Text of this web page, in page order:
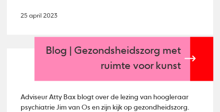
25 april 2023
Blog | Gezondsheidszorg met
ruimte voor kunst
Adviseur Atty Bax blogt over de lezing van hoogleraar
psychiatrie Jim van Os en zijn kijk op gezondheidszorg.